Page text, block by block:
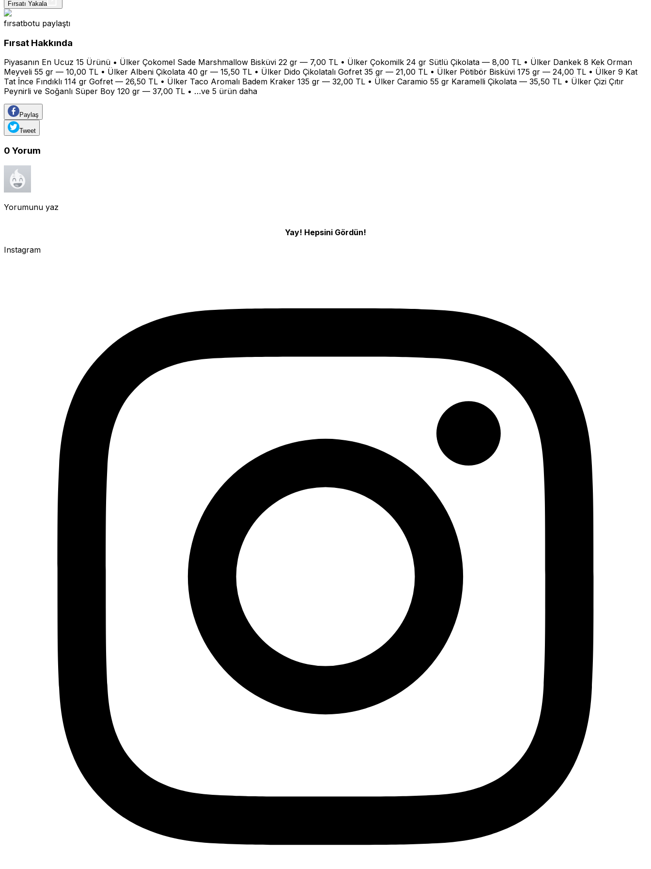
Fırsatı Yakala
fırsatbotu paylaştı
Fırsat Hakkında
Piyasanın En Ucuz 15 Ürünü • Ülker Çokomel Sade Marshmallow Bisküvi 22 gr — 7,00 TL • Ülker Çokomilk 24 gr Sütlü Çikolata — 8,00 TL • Ülker Dankek 8 Kek Orman
Meyveli 55 gr — 10,00 TL • Ülker Albeni Çikolata 40 gr — 15,50 TL • Ülker Dido Çikolatalı Gofret 35 gr — 21,00 TL • Ülker Pötibör Bisküvi 175 gr — 24,00 TL • Ülker 9 Kat
Tat İnce Fındıklı 114 gr Gofret — 26,50 TL • Ülker Taco Aromalı Badem Kraker 135 gr — 32,00 TL • Ülker Caramio 55 gr Karamelli Çikolata — 35,50 TL • Ülker Çizi Çıtır
Peynirli ve Soğanlı Süper Boy 120 gr — 37,00 TL • …ve 5 ürün daha
Paylaş
Tweet
0 Yorum
Yorumunu yaz
Yay! Hepsini Gördün!
Instagram